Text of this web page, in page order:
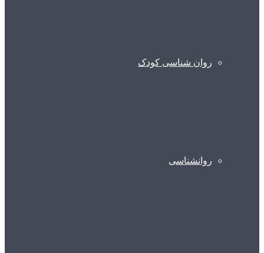
روان شناسی کودک
روانشناسی